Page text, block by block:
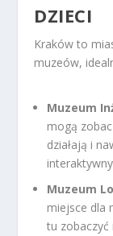
DZIECI
Kraków to
muzeów,
Muzeum
mogą
działają i
Muzeum
miejsce dla
tu